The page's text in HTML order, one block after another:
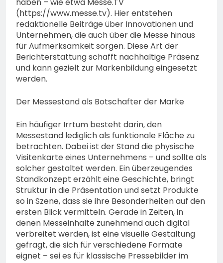
haben – wie etwa Messe.TV
(https://www.messe.tv). Hier entstehen
redaktionelle Beiträge über Innovationen und
Unternehmen, die auch über die Messe hinaus
für Aufmerksamkeit sorgen. Diese Art der
Berichterstattung schafft nachhaltige Präsenz
und kann gezielt zur Markenbildung eingesetzt
werden.
Der Messestand als Botschafter der Marke
Ein häufiger Irrtum besteht darin, den
Messestand lediglich als funktionale Fläche zu
betrachten. Dabei ist der Stand die physische
Visitenkarte eines Unternehmens – und sollte als
solcher gestaltet werden. Ein überzeugendes
Standkonzept erzählt eine Geschichte, bringt
Struktur in die Präsentation und setzt Produkte
so in Szene, dass sie ihre Besonderheiten auf den
ersten Blick vermitteln. Gerade in Zeiten, in
denen Messeinhalte zunehmend auch digital
verbreitet werden, ist eine visuelle Gestaltung
gefragt, die sich für verschiedene Formate
eignet – sei es für klassische Pressebilder im